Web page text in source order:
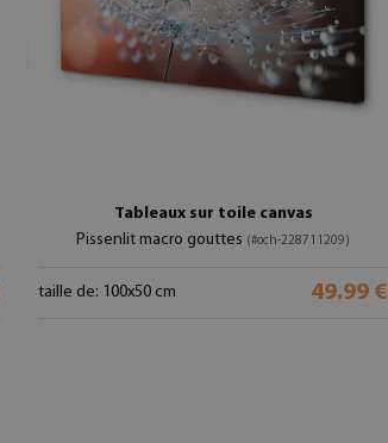
Tableaux sur toile canvas
Pissenlit macro gouttes (#och-228711209)
taille de: 100x50 cm 49.99 €